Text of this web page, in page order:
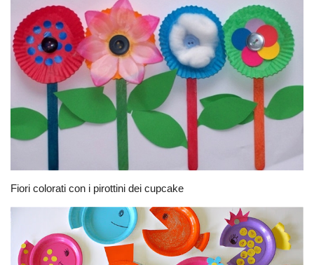
Fiori colorati con i pirottini dei cupcake